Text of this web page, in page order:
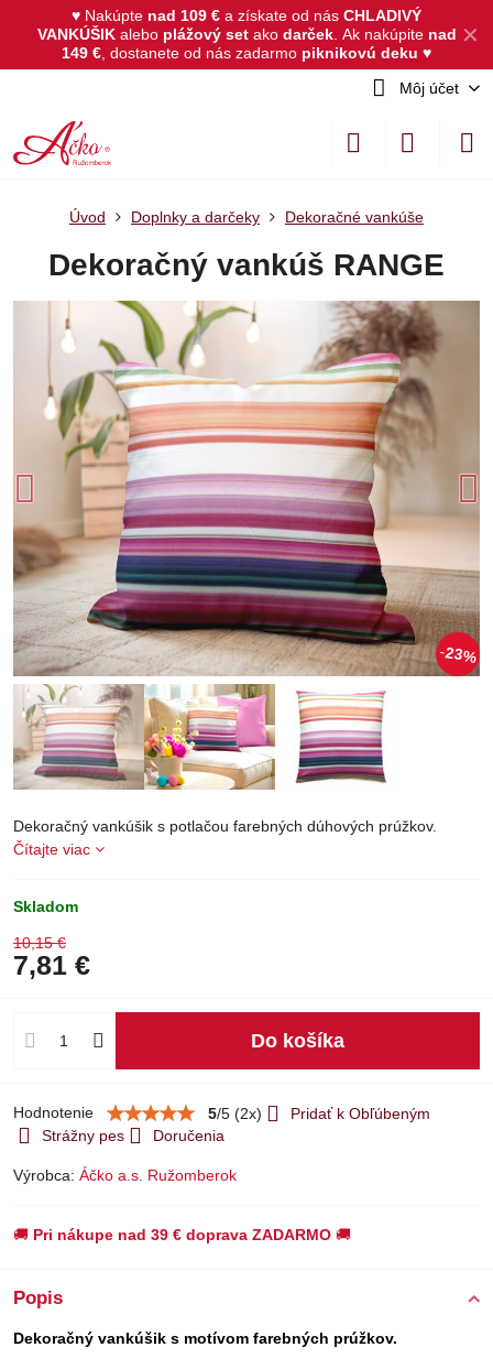
✕
♥ Nakúpte nad 109 € a získate od nás CHLADIVÝ
VANKÚŠIKalebo plážový set akodarček. Ak nakúpite nad
149 € , dostanete od nás zadarmo piknikovú deku ♥
Môj účet
23%
Úvod Doplnky a darčeky Dekoračné vankúše
Dekoračný vankúš RANGE
Dekoračný vankúšik s potlačou farebných dúhových prúžkov.
Čítajte viac
Skladom
10,15 €
7,81 €
Do košíka
Hodnotenie 5/5 (2x)
Pridať k Obľúbeným
Strážny pes
Doručenia
Výrobca: Áčko a.s. Ružomberok
🚚 Pri nákupe nad 39 € doprava ZADARMO 🚚
Popis
Dekoračný vankúšik s motívom farebných prúžkov.